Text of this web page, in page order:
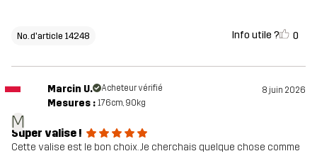
No. d'article 14248 Info utile ? 0
M
Marcin U. Acheteur vérifié 8 juin 2026
Mesures : 176cm, 90kg
Super valise !
Cette valise est le bon choix. Je cherchais quelque chose comme